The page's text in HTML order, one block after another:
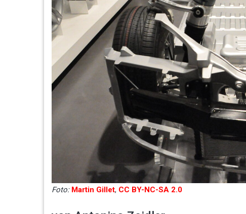
Foto: Martin Gillet, CC BY-NC-SA 2.0